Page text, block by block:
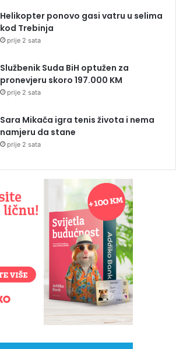
Helikopter ponovo gasi vatru u selima
kod Trebinja
prije 2 sata
Službenik Suda BiH optužen za
pronevjeru skoro 197.000 KM
prije 2 sata
Sara Mikača igra tenis života i nema
namjeru da stane
prije 2 sata